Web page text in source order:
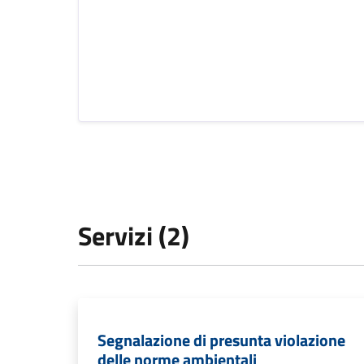
Servizi (2)
Segnalazione di presunta violazione